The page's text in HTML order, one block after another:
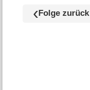
Folge zurück